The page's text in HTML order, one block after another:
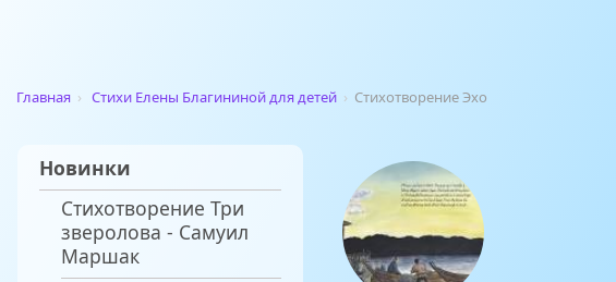
Главная › Стихи Елены Благининой для детей › Стихотворение Эхо
Новинки
Стихотворение Три
зверолова - Самуил
Маршак